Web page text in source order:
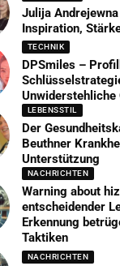
Julija
Inspiration,
TECHNIK
DPSmiles –
Unwiderstehliche
LEBENSSTIL
Der
Beuthner
Unterstützung
NACHRICHTEN
Warning about
entscheidender
Erkennung
Taktiken
NACHRICHTEN